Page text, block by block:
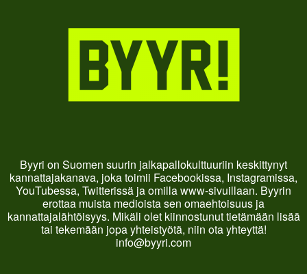
Byyri on Suomen suurin jalkapallokulttuuriin keskittynyt
kannattajakanava, joka toimii Facebookissa, Instagramissa,
YouTubessa, Twitterissä ja omilla www-sivuillaan. Byyrin
erottaa muista medioista sen omaehtoisuus ja
kannattajalähtöisyys. Mikäli olet kiinnostunut tietämään lisää
tai tekemään jopa yhteistyötä, niin ota yhteyttä!
info@byyri.com